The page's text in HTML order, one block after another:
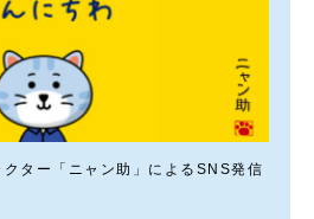
クター「ニャン助」によるSNS発信